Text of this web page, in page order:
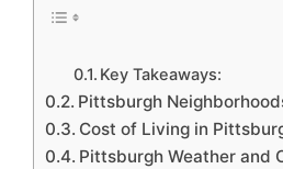
Key Takeaways:
Pittsburgh
Cost of Living in
Pittsburgh Weather and